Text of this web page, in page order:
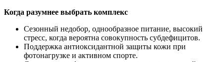
Когда разумнее выбрать комплекс
Сезонный недобор, однообразное питание, высокий
стресс, когда вероятна совокупность субдефицитов.
Поддержка антиоксидантной защиты кожи при
фотонагрузке и активном спорте.